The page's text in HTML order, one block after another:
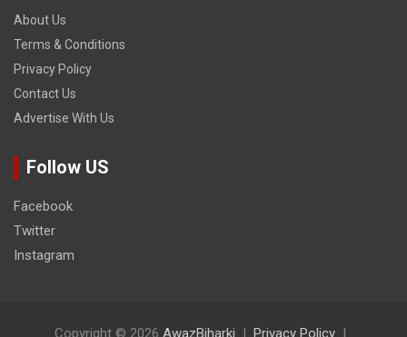
About Us
Terms & Conditions
Privacy Policy
Contact Us
Advertise With Us
Follow US
Facebook
Twitter
Instagram
Copyright © 2026 AwazBiharki Privacy Policy